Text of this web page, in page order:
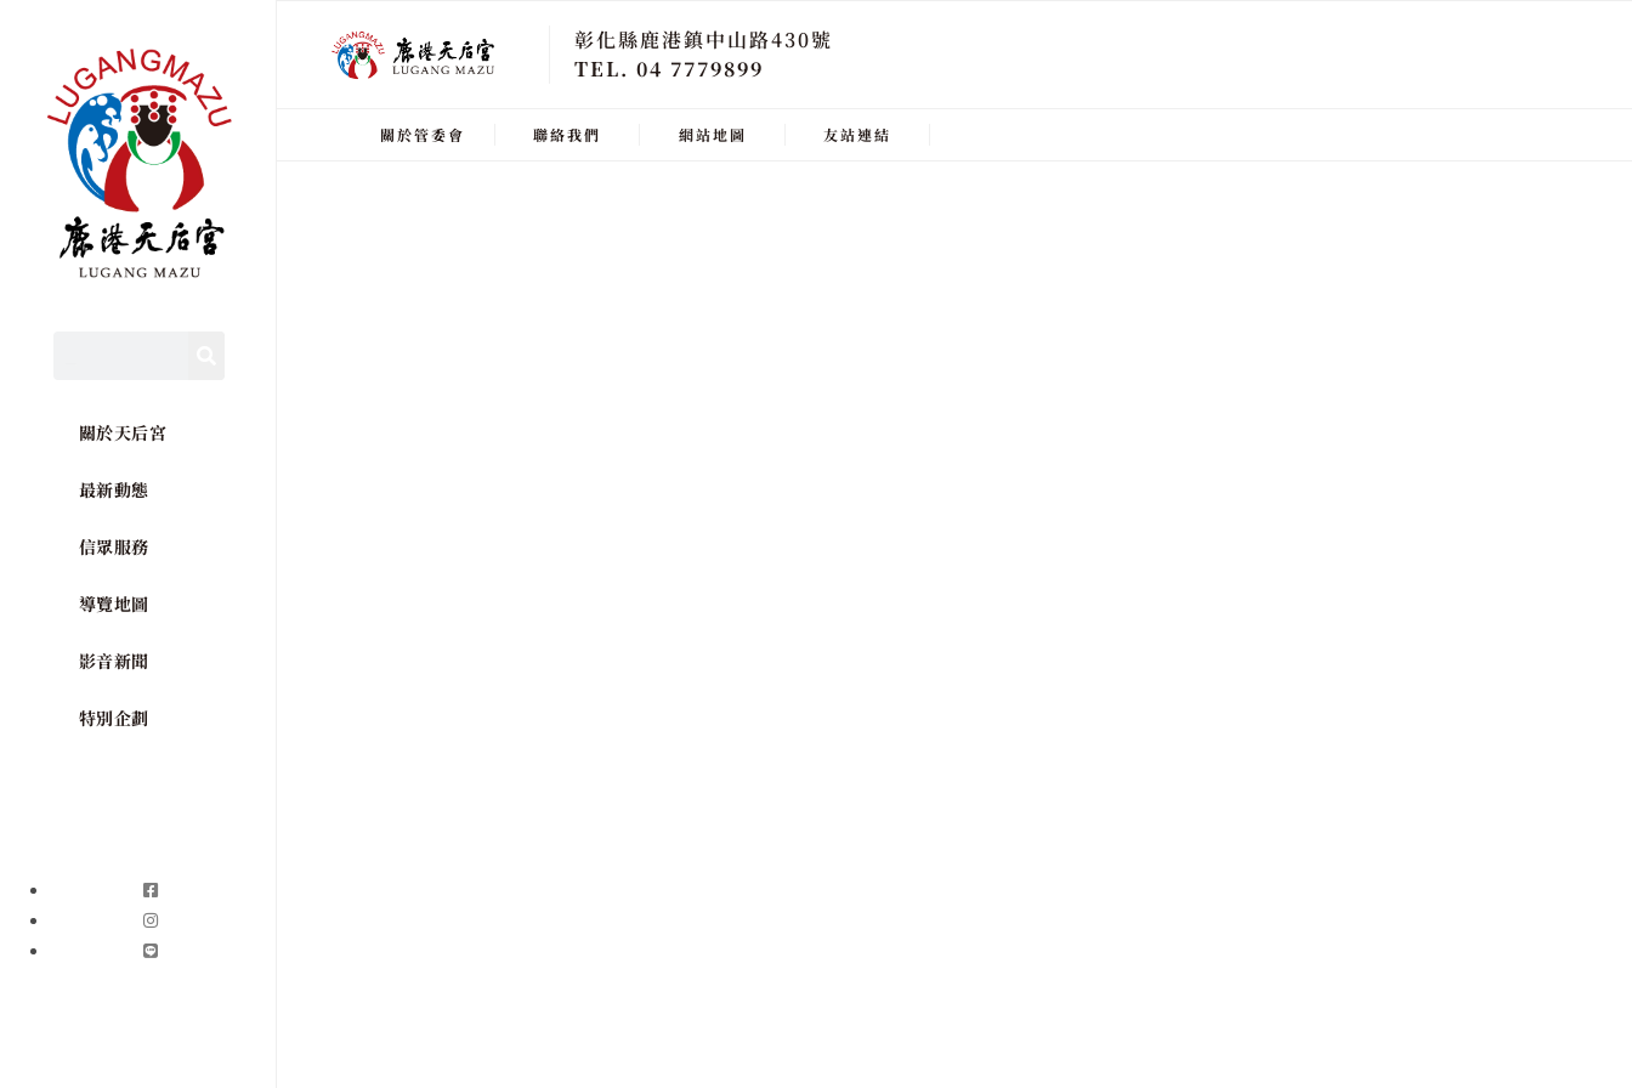
關於天后宮
最新動態
信眾服務
導覽地圖
影音新聞
特別企劃
彰化縣鹿港鎮中山路430號
TEL. 04 7779899
關於管委會 聯絡我們 網站地圖 友站連結